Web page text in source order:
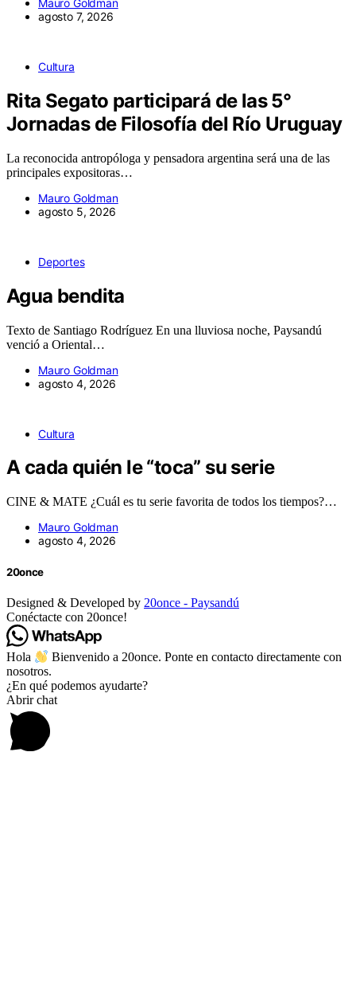
Mauro Goldman
agosto 7, 2026
Cultura
Rita Segato participará de las 5°
Jornadas de Filosofía del Río Uruguay
La reconocida antropóloga y pensadora argentina será una de las
principales expositoras…
Mauro Goldman
agosto 5, 2026
Deportes
Agua bendita
Texto de Santiago Rodríguez En una lluviosa noche, Paysandú
venció a Oriental…
Mauro Goldman
agosto 4, 2026
Cultura
A cada quién le “toca” su serie
CINE & MATE ¿Cuál es tu serie favorita de todos los tiempos?…
Mauro Goldman
agosto 4, 2026
20once
Designed & Developed by 20once - Paysandú
Conéctacte con 20once!
Hola
Bienvenido a 20once. Ponte en contacto directamente con
nosotros.
¿En qué podemos ayudarte?
Abrir chat